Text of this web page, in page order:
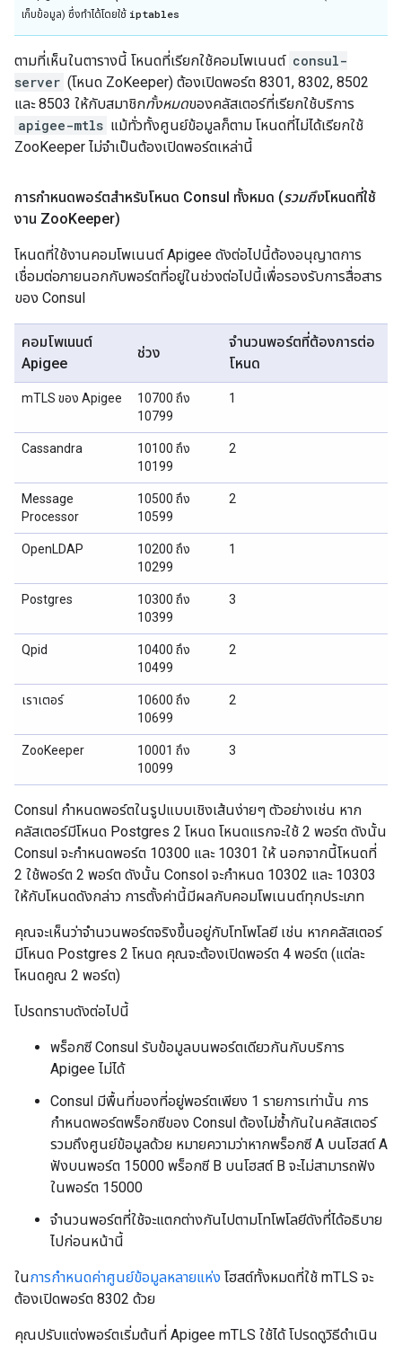
เก็บข้อมูล) ซึ่งทำได้โดยใช้ iptables
ตามที่เห็นในตารางนี้ โหนดที่เรียกใช้คอมโพเนนต์ consul-
server (โหนด ZoKeeper) ต้องเปิดพอร์ต 8301, 8302, 8502
และ 8503 ให้กับสมาชิกทั้งหมดของคลัสเตอร์ที่เรียกใช้บริการ
apigee-mtls แม้ทั่วทั้งศูนย์ข้อมูลก็ตาม โหนดที่ไม่ได้เรียกใช้
ZooKeeper ไม่จำเป็นต้องเปิดพอร์ตเหล่านี้
การกำหนดพอร์ตสำหรับโหนด Consul ทั้งหมด (รวมถึงโหนดที่ใช้
งาน ZooKeeper)
โหนดที่ใช้งานคอมโพเนนต์ Apigee ดังต่อไปนี้ต้องอนุญาตการ
เชื่อมต่อภายนอกกับพอร์ตที่อยู่ในช่วงต่อไปนี้เพื่อรองรับการสื่อสาร
ของ Consul
คอมโพเนนต์
Apigee
ช่วง
จำนวนพอร์ตที่ต้องการต่อ
โหนด
mTLS ของ Apigee
10700 ถึง
10799
1
Cassandra
10100 ถึง
10199
2
Message
Processor
10500 ถึง
10599
2
OpenLDAP
10200 ถึง
10299
1
Postgres
10300 ถึง
10399
3
Qpid
10400 ถึง
10499
2
เราเตอร์
10600 ถึง
10699
2
ZooKeeper
10001 ถึง
10099
3
Consul กำหนดพอร์ตในรูปแบบเชิงเส้นง่ายๆ ตัวอย่างเช่น หาก
คลัสเตอร์มีโหนด Postgres 2 โหนด โหนดแรกจะใช้ 2 พอร์ต ดังนั้น
Consul จะกำหนดพอร์ต 10300 และ 10301 ให้ นอกจากนี้โหนดที่
2 ใช้พอร์ต 2 พอร์ต ดังนั้น Consol จะกำหนด 10302 และ 10303
ให้กับโหนดดังกล่าว การตั้งค่านี้มีผลกับคอมโพเนนต์ทุกประเภท
คุณจะเห็นว่าจำนวนพอร์ตจริงขึ้นอยู่กับโทโพโลยี เช่น หากคลัสเตอร์
มีโหนด Postgres 2 โหนด คุณจะต้องเปิดพอร์ต 4 พอร์ต (แต่ละ
โหนดคูณ 2 พอร์ต)
โปรดทราบดังต่อไปนี้
พร็อกซี Consul รับข้อมูลบนพอร์ตเดียวกันกับบริการ
Apigee ไม่ได้
Consul มีพื้นที่ของที่อยู่พอร์ตเพียง 1 รายการเท่านั้น การ
กำหนดพอร์ตพร็อกซีของ Consul ต้องไม่ซ้ำกันในคลัสเตอร์
รวมถึงศูนย์ข้อมูลด้วย หมายความว่าหากพร็อกซี A บนโฮสต์ A
ฟังบนพอร์ต 15000 พร็อกซี B บนโฮสต์ B จะไม่สามารถฟัง
ในพอร์ต 15000
จำนวนพอร์ตที่ใช้จะแตกต่างกันไปตามโทโพโลยีดังที่ได้อธิบาย
ไปก่อนหน้านี้
ในการกำหนดค่าศูนย์ข้อมูลหลายแห่ง โฮสต์ทั้งหมดที่ใช้ mTLS จะ
ต้องเปิดพอร์ต 8302 ด้วย
คุณปรับแต่งพอร์ตเริ่มต้นที่ Apigee mTLS ใช้ได้ โปรดดูวิธีดำเนิน